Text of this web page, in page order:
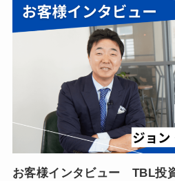
お客様インタビュー TBL投